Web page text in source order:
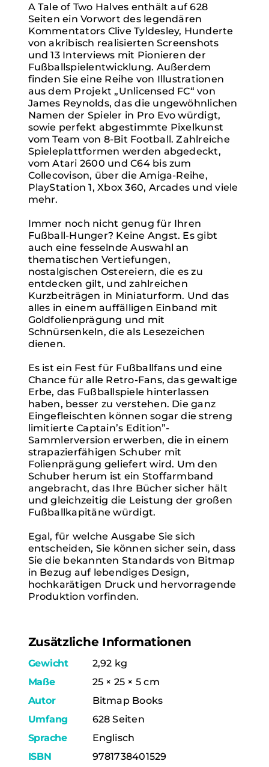
A Tale of Two Halves enthält auf 628
Seiten ein Vorwort des legendären
Kommentators Clive Tyldesley, Hunderte
von akribisch realisierten Screenshots
und 13 Interviews mit Pionieren der
Fußballspielentwicklung. Außerdem
finden Sie eine Reihe von Illustrationen
aus dem Projekt „Unlicensed FC“ von
James Reynolds, das die ungewöhnlichen
Namen der Spieler in Pro Evo würdigt,
sowie perfekt abgestimmte Pixelkunst
vom Team von 8-Bit Football. Zahlreiche
Spieleplattformen werden abgedeckt,
vom Atari 2600 und C64 bis zum
Collecovison, über die Amiga-Reihe,
PlayStation 1, Xbox 360, Arcades und viele
mehr.
Immer noch nicht genug für Ihren
Fußball-Hunger? Keine Angst. Es gibt
auch eine fesselnde Auswahl an
thematischen Vertiefungen,
nostalgischen Ostereiern, die es zu
entdecken gilt, und zahlreichen
Kurzbeiträgen in Miniaturform. Und das
alles in einem auffälligen Einband mit
Goldfolienprägung und mit
Schnürsenkeln, die als Lesezeichen
dienen.
Es ist ein Fest für Fußballfans und eine
Chance für alle Retro-Fans, das gewaltige
Erbe, das Fußballspiele hinterlassen
haben, besser zu verstehen. Die ganz
Eingefleischten können sogar die streng
limitierte Captain’s Edition”-
Sammlerversion erwerben, die in einem
strapazierfähigen Schuber mit
Folienprägung geliefert wird. Um den
Schuber herum ist ein Stoffarmband
angebracht, das Ihre Bücher sicher hält
und gleichzeitig die Leistung der großen
Fußballkapitäne würdigt.
Egal, für welche Ausgabe Sie sich
entscheiden, Sie können sicher sein, dass
Sie die bekannten Standards von Bitmap
in Bezug auf lebendiges Design,
hochkarätigen Druck und hervorragende
Produktion vorfinden.
Zusätzliche Informationen
Gewicht
2,92 kg
Maße
25 × 25 × 5 cm
Autor
Bitmap Books
Umfang
628 Seiten
Sprache
Englisch
ISBN
9781738401529